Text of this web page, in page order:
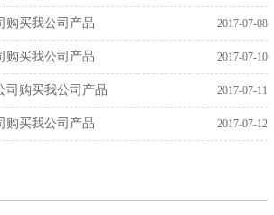
购买我公司产品 2017-07-08
购买我公司产品 2017-07-10
司购买我公司产品 2017-07-11
购买我公司产品 2017-07-12